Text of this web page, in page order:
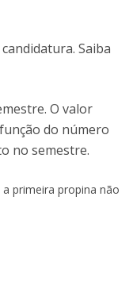
Saiba
O valor
do número
no semestre.
primeira propina não